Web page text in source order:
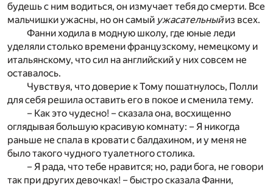
будешь с ним водиться, он измучает тебя до смерти. Все
мальчишки ужасны, но он самый ужасательныйиз всех.
Фанни ходила в модную школу, где юные леди
уделяли столько времени французскому, немецкому и
итальянскому, что сил на английский у них совсем не
оставалось.
Чувствуя, что доверие к Тому пошатнулось, Полли
для себя решила оставить его в покое и сменила тему.
– Как это чудесно! – сказала она, восхищенно
оглядывая большую красивую комнату: – Я никогда
раньше не спала в кровати с балдахином, и у меня не
было такого чудного туалетного столика.
– Я рада, что тебе нравится; но, ради бога, не говори
так при других девочках! – быстро сказала Фанни,